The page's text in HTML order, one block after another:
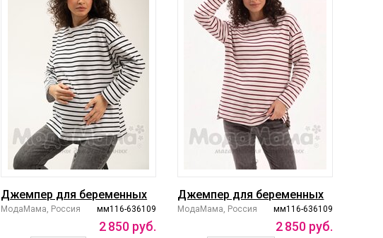
Джемпер для беременных
мм116-636109
МодаМама, Россия
2 850 руб.
Джемпер для беременных
мм116-636109
МодаМама, Россия
2850 руб.